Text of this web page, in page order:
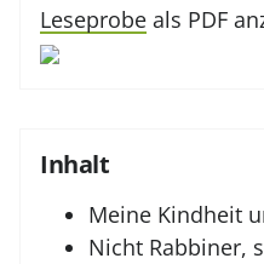
Leseprobe als PDF
Inhalt
Meine Kindheit
Nicht Rabbiner,